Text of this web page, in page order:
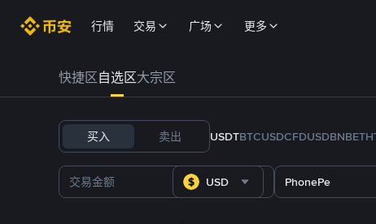
行情 交易 广场 更多
快捷区自选区大宗区
买入 卖出 USDTBTCUSDCFDUSDBNBETH
USD PhonePe